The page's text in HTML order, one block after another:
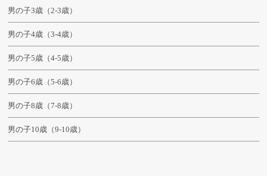
男の子3歳（2-3歳）
男の子4歳（3-4歳）
男の子5歳（4-5歳）
男の子6歳（5-6歳）
男の子8歳（7-8歳）
男の子10歳（9-10歳）